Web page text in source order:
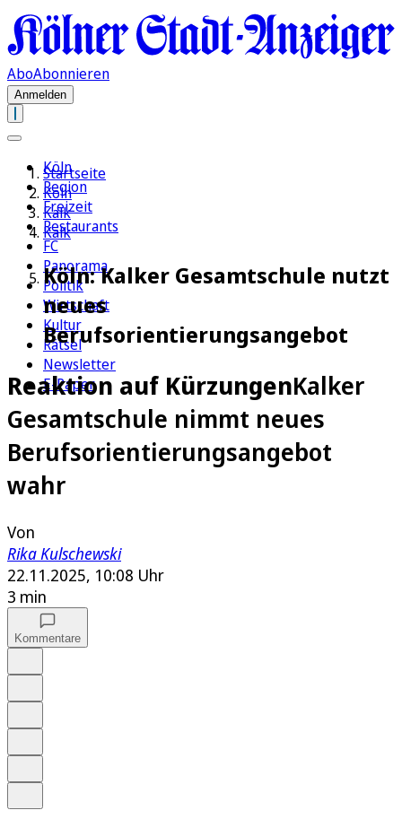
AboAbonnieren
Anmelden
Köln
Region
Freizeit
Restaurants
FC
Panorama
Politik
Wirtschaft
Kultur
Rätsel
Newsletter
E-Paper
Startseite
Köln
Kalk
Kalk
Köln: Kalker Gesamtschule nutzt
neues
Berufsorientierungsangebot
Reaktion auf KürzungenKalker
Gesamtschule nimmt neues
Berufsorientierungsangebot
wahr
Von
Rika Kulschewski
22.11.2025, 10:08 Uhr
3 min
Kommentare